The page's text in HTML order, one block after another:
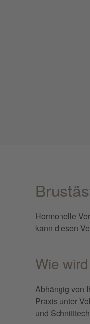
Hormonelle
kann diesen
Wie
Abhängig von
Praxis unter
und